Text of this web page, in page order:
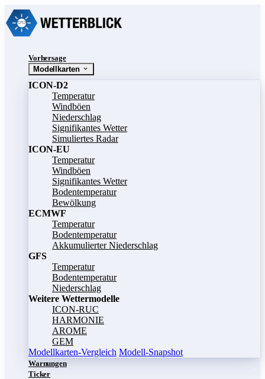
Vorhersage
Modellkarten
ICON-D2
Temperatur
Windböen
Niederschlag
Signifikantes Wetter
Simuliertes Radar
ICON-EU
Temperatur
Windböen
Signifikantes Wetter
Bodentemperatur
Bewölkung
ECMWF
Temperatur
Bodentemperatur
Akkumulierter Niederschlag
GFS
Temperatur
Bodentemperatur
Niederschlag
Weitere Wettermodelle
ICON-RUC
HARMONIE
AROME
GEM
Modellkarten-Vergleich Modell-Snapshot
Warnungen
Ticker